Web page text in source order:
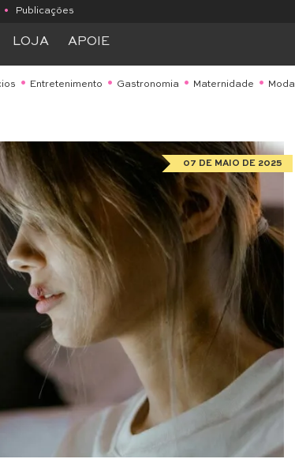
• Publicações
LOJA APOIE
Entretenimento Gastronomia Maternidade Moda
07 DE MAIO DE 2025